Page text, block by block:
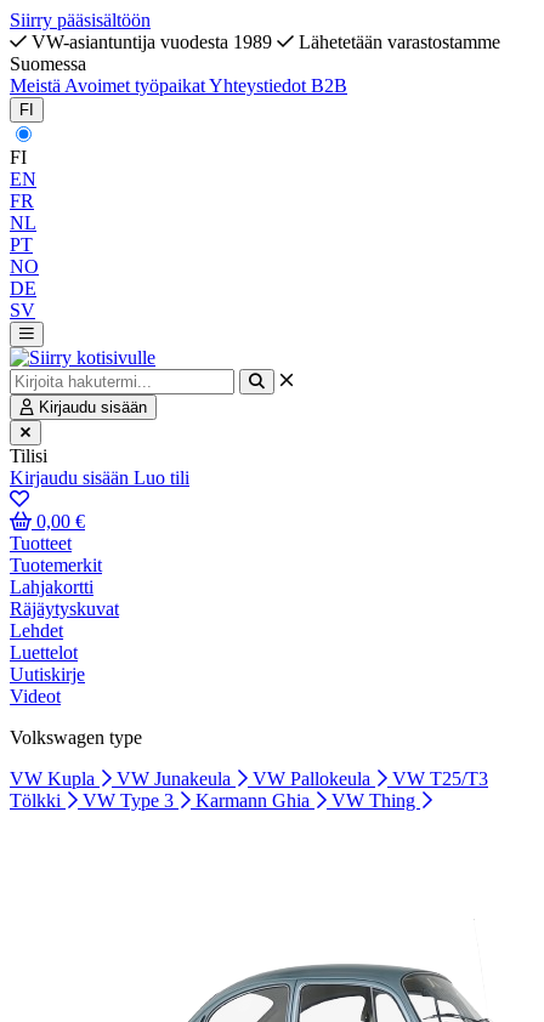
Siirry pääsisältöön
VW-asiantuntija vuodesta 1989
Lähetetään varastostamme
Suomessa
Meistä Avoimet työpaikatYhteystiedot B2B
FI
FI
EN
FR
NL
PT
NO
DE
SV
Kirjaudu sisään
Tilisi
Kirjaudu sisään Luo tili
0,00 €
Tuotteet
Tuotemerkit
Lahjakortti
Räjäytyskuvat
Lehdet
Luettelot
Uutiskirje
Videot
Volkswagen type
VW Kupla
VW Junakeula VW Pallokeula
VW T25/T3
Tölkki
VW Type 3 Karmann Ghia VW Thing